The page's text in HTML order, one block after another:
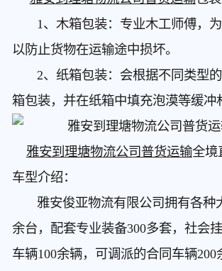
1、木箱包装：专业木工师傅，为
以防止货物在运输途中损坏。
2、纸箱包装：会根据不同类型的
箱包装，并在纸箱中填充泡漠等缓冲
雅安到理塘物流公司普货运输全境
车型介绍：
雅安俊亚物流有限公司拥有各种
余台，配套专业装备300多套，社会
车辆100余辆，可调派的合同车辆